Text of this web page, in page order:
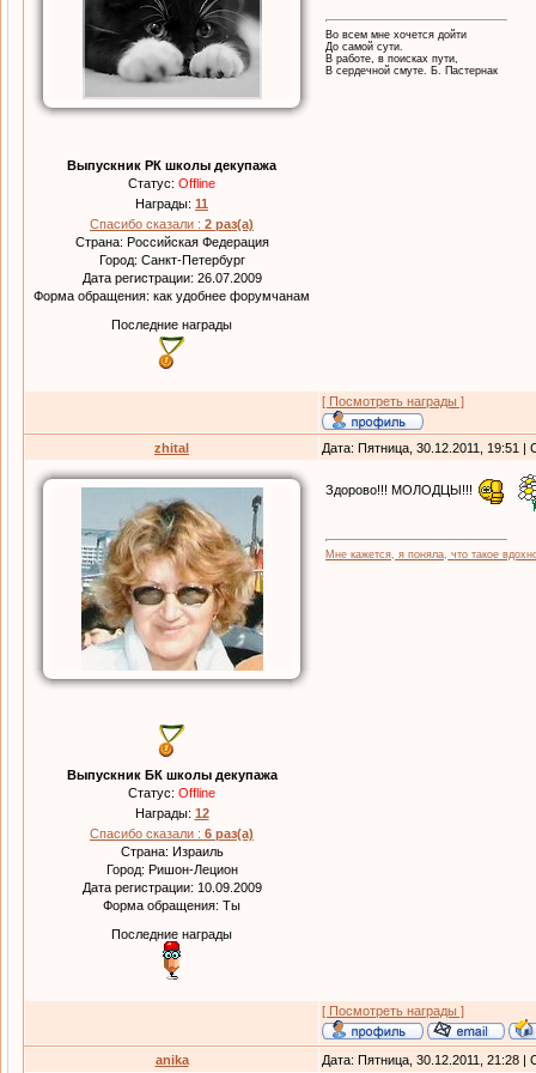
Выпускник РК школы декупажа
Статус: Offline
Награды: 11
Спасибо сказали : 2 раз(а)
Страна: Российская Федерация
Город: Санкт-Петербург
Дата регистрации: 26.07.2009
Форма обращения: как удобнее форумчанам
Последние награды
Во всем мне хочется дойти
До самой сути.
В работе, в поисках пути,
В сердечной смуте. Б. Пастернак
[ Посмотреть награды ]
zhital Дата: Пятница, 30.12.2011, 19:51 |
Выпускник БК школы декупажа
Статус: Offline
Награды: 12
Спасибо сказали : 6 раз(а)
Страна: Израиль
Город: Ришон-Лецион
Дата регистрации: 10.09.2009
Форма обращения: Ты
Последние награды
Здорово!!! МОЛОДЦЫ!!!
Мне кажется, я поняла, что такое
[ Посмотреть награды ]
anika Дата: Пятница, 30.12.2011, 21:28 |